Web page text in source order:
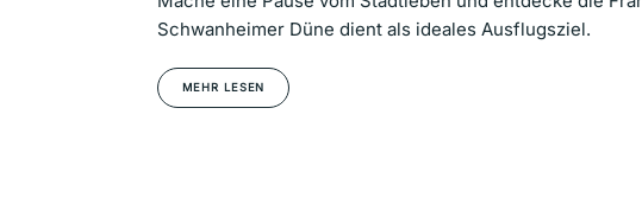
Schwanheimer Düne dient als ideales Ausflugsziel.
MEHR LESEN